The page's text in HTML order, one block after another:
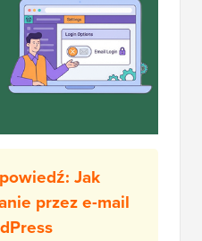
Jak
przez e-mail